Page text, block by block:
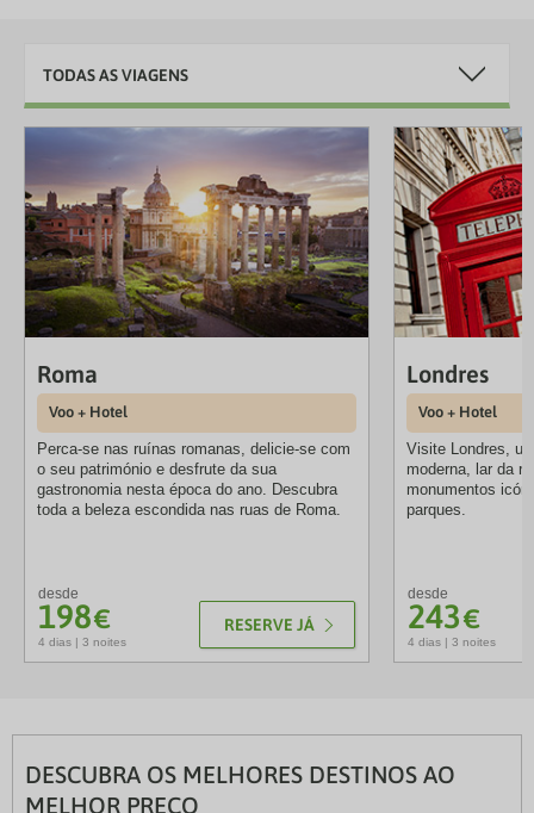
TODAS AS VIAGENS
Roma
Voo + Hotel
Perca-se nas ruínas romanas, delicie-se com
o seu património e desfrute da sua
gastronomia nesta época do ano. Descubra
toda a beleza escondida nas ruas de Roma.
desde
198€
4 dias | 3 noites
RESERVE JÁ
Londres
Voo + Hotel
Visite Londres,
moderna, lar da
monumentos
parques.
desde
243€
4 dias | 3 noites
DESCUBRA OS MELHORES DESTINOS AO
MELHOR PREÇO